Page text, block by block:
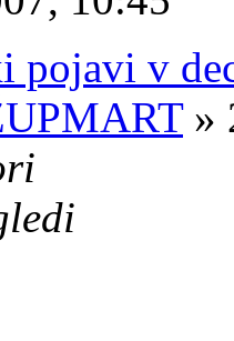
pojavi v
»